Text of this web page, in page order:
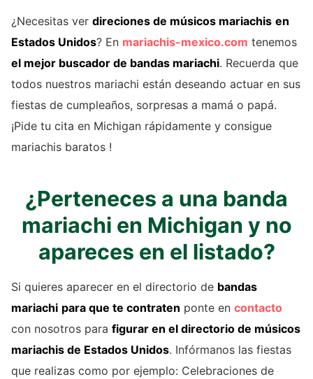
¿Necesitas ver direciones de músicos mariachis en
Estados Unidos? En mariachis-mexico.com tenemos
el mejor buscador de bandas mariachi. Recuerda que
todos nuestros mariachi están deseando actuar en sus
fiestas de cumpleaños, sorpresas a mamá o papá.
¡Pide tu cita en Michigan rápidamente y consigue
mariachis baratos !
¿Perteneces a una banda
mariachi en Michigan y no
apareces en el listado?
Si quieres aparecer en el directorio de bandas
mariachi para que te contraten ponte en contacto
con nosotros para figurar en el directorio de músicos
mariachis de Estados Unidos. Infórmanos las fiestas
que realizas como por ejemplo: Celebraciones de